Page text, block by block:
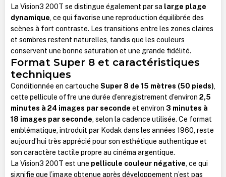
La Vision3 200T se distingue également par sa large plage
dynamique, ce qui favorise une reproduction équilibrée des
scènes à fort contraste. Les transitions entre les zones claires
et sombres restent naturelles, tandis que les couleurs
conservent une bonne saturation et une grande fidélité.
Format Super 8 et caractéristiques
techniques
Conditionnée en cartouche Super 8 de 15 mètres (50 pieds),
cette pellicule offre une durée d’enregistrement d’environ 2,5
minutes à 24 images par seconde et environ 3 minutes à
18 images par seconde, selon la cadence utilisée. Ce format
emblématique, introduit par Kodak dans les années 1960, reste
aujourd’hui très apprécié pour son esthétique authentique et
son caractère tactile propre au cinéma argentique.
La Vision3 200T est une pellicule couleur négative, ce qui
signifie que l’image obtenue après développement n’est pas